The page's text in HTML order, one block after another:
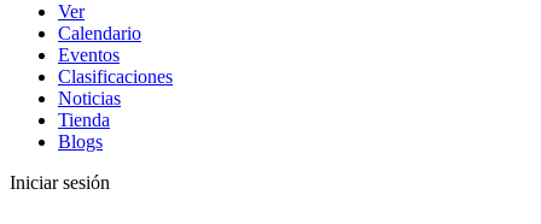
Ver
Calendario
Eventos
Clasificaciones
Noticias
Tienda
Blogs
Iniciar sesión